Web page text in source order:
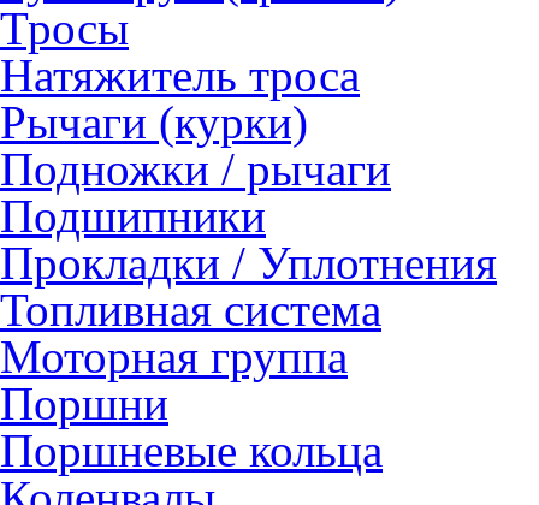
Тросы
Натяжитель троса
Рычаги (курки)
Подножки / рычаги
Подшипники
Прокладки / Уплотнения
Топливная система
Моторная группа
Поршни
Поршневые кольца